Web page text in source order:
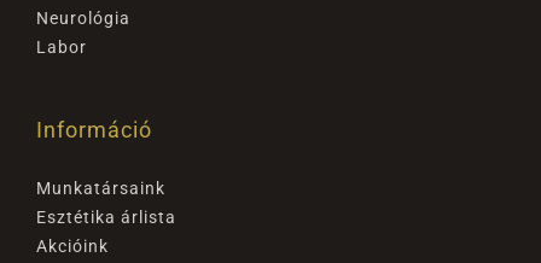
Neurológia
Labor
Információ
Munkatársaink
Esztétika árlista
Akcióink